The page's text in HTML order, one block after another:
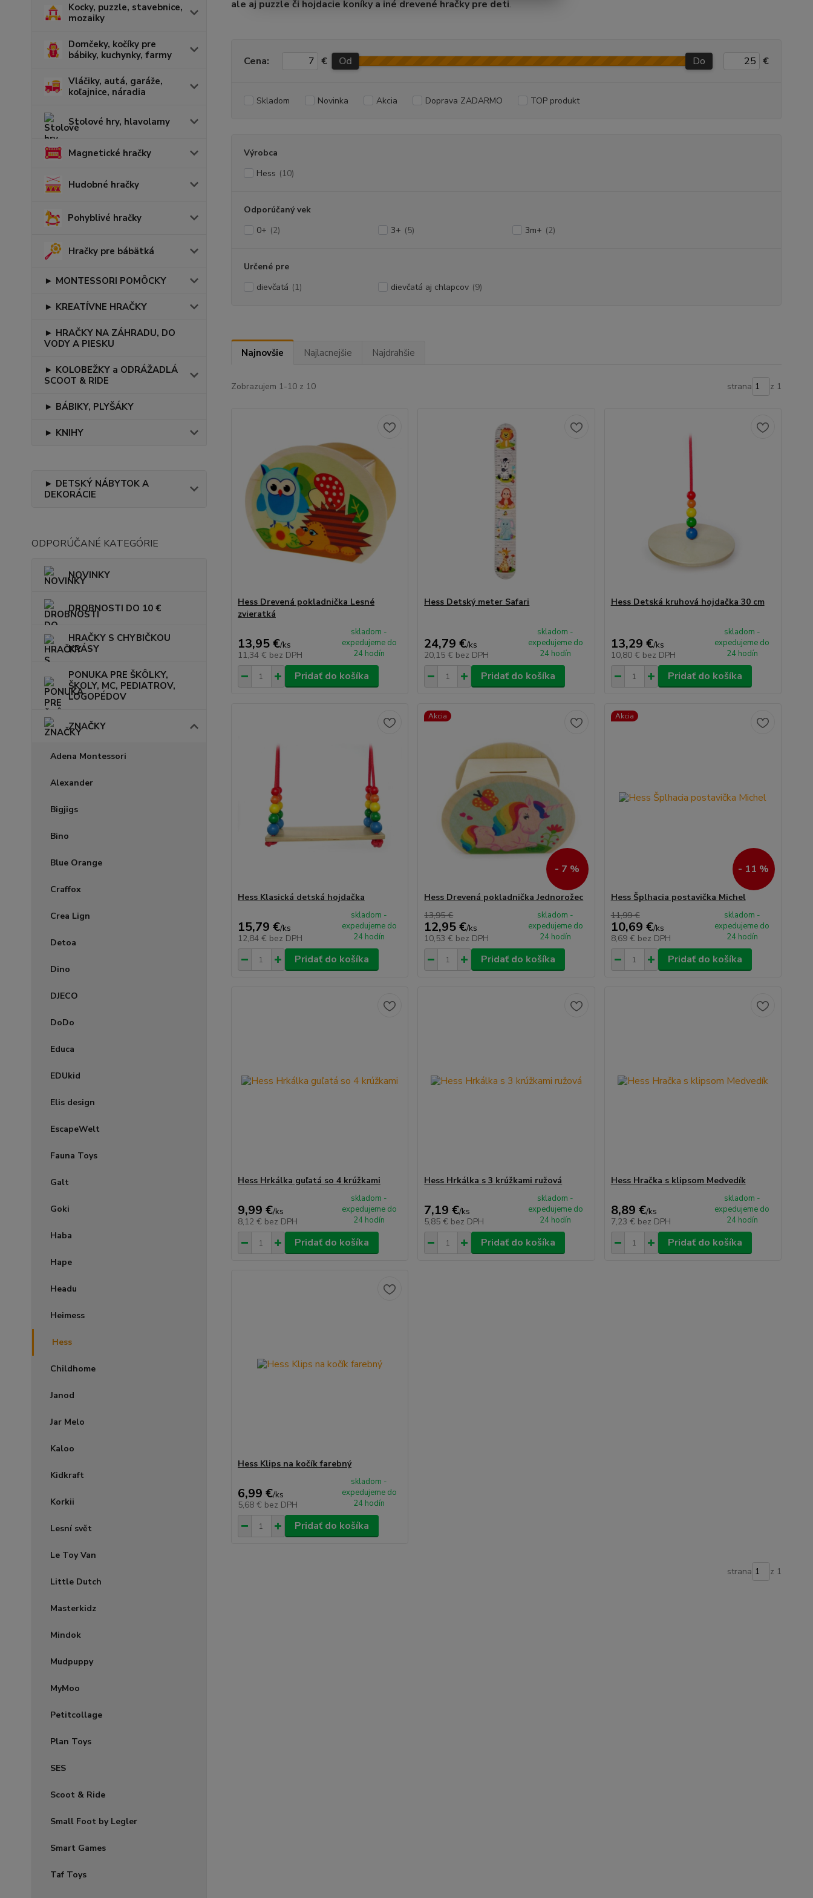
Kocky, puzzle, stavebnice,
mozaiky
Domčeky, kočíky pre
bábiky, kuchynky, farmy
Vláčiky, autá, garáže,
koľajnice, náradia
Stolové hry, hlavolamy
Magnetické hračky
Hudobné hračky
Pohyblivé hračky
Hračky pre bábätká
► MONTESSORI POMÔCKY
► KREATÍVNE HRAČKY
► HRAČKY NA ZÁHRADU, DO
VODY A PIESKU
► KOLOBEŽKY a ODRÁŽADLÁ
SCOOT & RIDE
► BÁBIKY, PLYŠÁKY
► KNIHY
► DETSKÝ NÁBYTOK A
DEKORÁCIE
ODPORÚČANÉ KATEGÓRIE
NOVINKY
DROBNOSTI DO 10 €
HRAČKY S CHYBIČKOU
KRÁSY
PONUKA PRE ŠKÔLKY,
ŠKOLY, MC, PEDIATROV,
LOGOPÉDOV
ZNAČKY
Adena Montessori
Alexander
Bigjigs
Bino
Blue Orange
Craffox
Crea Lign
Detoa
Dino
DJECO
DoDo
Educa
EDUkid
Elis design
EscapeWelt
Fauna Toys
Galt
Goki
Haba
Hape
Headu
Heimess
Hess
Childhome
Janod
Jar Melo
Kaloo
Kidkraft
Korkii
Lesní svět
Le Toy Van
Little Dutch
Masterkidz
Mindok
Mudpuppy
MyMoo
Petitcollage
Plan Toys
SES
Scoot & Ride
Small Foot by Legler
Smart Games
Taf Toys
ale aj puzzle či hojdacie koníky a iné drevené hračky pre deti.
Cena: € Od Do €
Skladom Novinka Akcia Doprava ZADARMO TOP produkt
Výrobca
Hess (10)
Odporúčaný vek
0+ (2) 3+ (5) 3m+ (2)
Určené pre
dievčatá (1) dievčatá aj chlapcov (9)
Najnovšie Najlacnejšie Najdrahšie
Zobrazujem 1-10 z 10 strana z 1
Hess Drevená pokladnička Lesné
zvieratká
13,95 €/ks
11,34 € bez DPH
skladom -
expedujeme do
24 hodín
Pridať do košíka
Hess Detský meter Safari
24,79 €/ks
20,15 € bez DPH
skladom -
expedujeme do
24 hodín
Pridať do košíka
Hess Detská kruhová hojdačka 30 cm
13,29 €/ks
10,80 € bez DPH
skladom -
expedujeme do
24 hodín
Pridať do košíka
Hess Klasická detská hojdačka
15,79 €/ks
12,84 € bez DPH
skladom -
expedujeme do
24 hodín
Pridať do košíka
Akcia
- 7 %
Hess Drevená pokladnička Jednorožec
13,95 €
12,95 €/ks
10,53 € bez DPH
skladom -
expedujeme do
24 hodín
Pridať do košíka
Akcia
- 11 %
Hess Šplhacia postavička Michel
11,99 €
10,69 €/ks
8,69 € bez DPH
skladom -
expedujeme do
24 hodín
Pridať do košíka
Hess Hrkálka guľatá so 4 krúžkami
9,99 €/ks
8,12 € bez DPH
skladom -
expedujeme do
24 hodín
Pridať do košíka
Hess Hrkálka s 3 krúžkami ružová
7,19 €/ks
5,85 € bez DPH
skladom -
expedujeme do
24 hodín
Pridať do košíka
Hess Hračka s klipsom Medvedík
8,89 €/ks
7,23 € bez DPH
skladom -
expedujeme do
24 hodín
Pridať do košíka
Hess Klips na kočík farebný
6,99 €/ks
5,68 € bez DPH
skladom -
expedujeme do
24 hodín
Pridať do košíka
strana z 1